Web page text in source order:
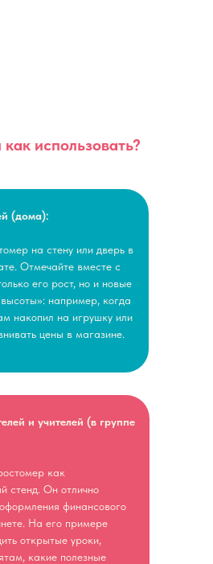
использовать?
и учителей (в группе
как
стенд. Он отлично
финансового
На его примере
открытые уроки,
какие полезные
(дома):
на стену или дверь в
Отмечайте вместе с
его рост, но и новые
например, когда
накопил на игрушку или
цены в магазине.